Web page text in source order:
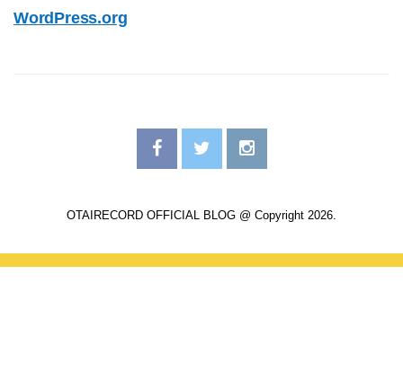
WordPress.org
OTAIRECORD OFFICIAL BLOG @ Copyright 2026.